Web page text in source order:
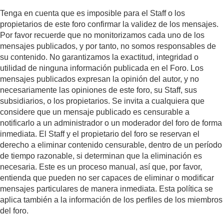
Tenga en cuenta que es imposible para el Staff o los
propietarios de este foro confirmar la validez de los mensajes.
Por favor recuerde que no monitorizamos cada uno de los
mensajes publicados, y por tanto, no somos responsables de
su contenido. No garantizamos la exactitud, integridad o
utilidad de ninguna información publicada en el Foro. Los
mensajes publicados expresan la opinión del autor, y no
necesariamente las opiniones de este foro, su Staff, sus
subsidiarios, o los propietarios. Se invita a cualquiera que
considere que un mensaje publicado es censurable a
notificarlo a un administrador o un moderador del foro de forma
inmediata. El Staff y el propietario del foro se reservan el
derecho a eliminar contenido censurable, dentro de un período
de tiempo razonable, si determinan que la eliminación es
necesaria. Este es un proceso manual, así que, por favor,
entienda que pueden no ser capaces de eliminar o modificar
mensajes particulares de manera inmediata. Esta política se
aplica también a la información de los perfiles de los miembros
del foro.